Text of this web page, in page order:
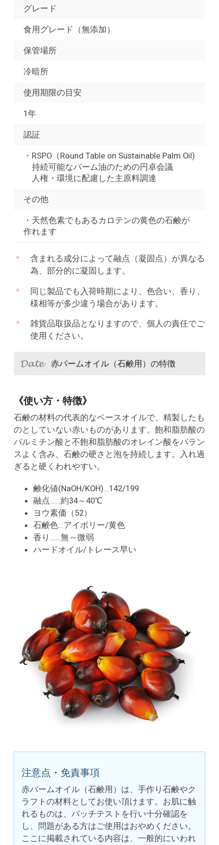
グレード
食用グレード（無添加）
保管場所
冷暗所
使用期限の目安
1年
認証
・RSPO（Round Table on Sustainable Palm Oil)
持続可能なパーム油のための円卓会議
人権・環境に配慮した主原料調達
その他
・天然色素でもあるカロテンの黄色の石鹸が
作れます
含まれる成分によって融点（凝固点）が異なる
為、部分的に凝固します。
同じ製品でも入荷時期により、色合い、香り、
様相等が多少違う場合があります。
雑貨品取扱品となりますので、個人の責任でご
使用ください。
赤パームオイル（石鹸用）の特徴
《使い方・特徴》
石鹸の材料の代表的なベースオイルで、精製したも
のとしていない赤いものがあります。飽和脂肪酸の
パルミチン酸と不飽和脂肪酸のオレイン酸をバラン
スよく含み、石鹸の硬さと泡を持続します。入れ過
ぎると硬くわれやすい。
鹸化値(NaOH/KOH)…142/199
融点……約34～40℃
ヨウ素価（52）
石鹸色…アイボリー/黄色
香り……無～微弱
ハードオイル/トレース早い
注意点・免責事項
赤パームオイル（石鹸用）は、手作り石鹸やク
ラフトの材料としてお使い頂けます。お肌に触
れるものは、パッチテストを行い十分確認を
し、問題がある方はご使用はおやめください。
ここに掲載されている内容は、一般的にいわれ